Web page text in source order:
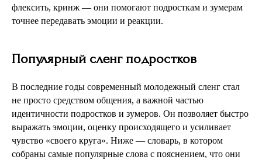
флексить, кринж — они помогают подросткам и зумерам
точнее передавать эмоции и реакции.
Популярный сленг подростков
В последние годы современный молодежный сленг стал
не просто средством общения, а важной частью
идентичности подростков и зумеров. Он позволяет быстро
выражать эмоции, оценку происходящего и усиливает
чувство «своего круга». Ниже — словарь, в котором
собраны самые популярные слова с пояснением, что они